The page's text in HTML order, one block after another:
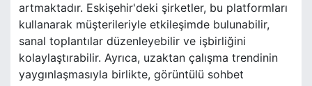
artmaktadır. Eskişehir'deki şirketler, bu platformları
kullanarak müşterileriyle etkileşimde bulunabilir,
sanal toplantılar düzenleyebilir ve işbirliğini
kolaylaştırabilir. Ayrıca, uzaktan çalışma trendinin
yaygınlaşmasıyla birlikte, görüntülü sohbet